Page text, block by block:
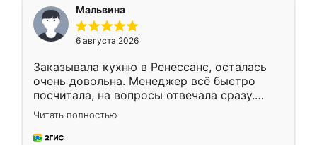
Мальвина
6 августа 2026
Заказывала кухню в Ренессанс, осталась
очень довольна. Менеджер всё быстро
посчитала, на вопросы отвечала сразу.
Замерщик приехал в субботу, подошёл к
делу со всей ответственностью. Собрали
за день, ребята работали аккуратно, даже
Читать полностью